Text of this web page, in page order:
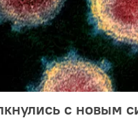
с новым